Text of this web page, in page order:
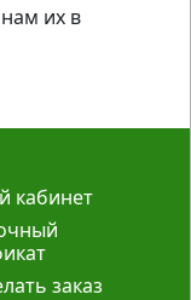
их в
кабинет
заказ